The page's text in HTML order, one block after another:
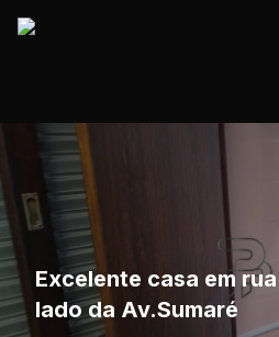
Excelente casa em
lado da Av.Sumaré